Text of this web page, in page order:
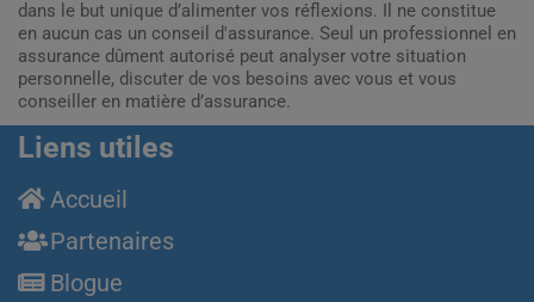
dans le but unique d’alimenter vos réflexions. Il ne constitue
en aucun cas un conseil d'assurance. Seul un professionnel en
assurance dûment autorisé peut analyser votre situation
personnelle, discuter de vos besoins avec vous et vous
conseiller en matière d’assurance.
Liens utiles
Accueil
Partenaires
Blogue